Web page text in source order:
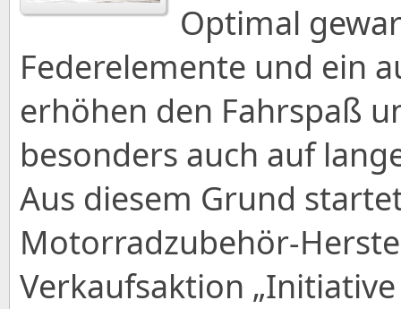
Optimal
Federelemente und ein
erhöhen den Fahrspaß
besonders auch auf
Aus diesem Grund
Motorradzubehör-
Verkaufsaktion